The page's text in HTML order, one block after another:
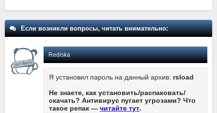
Если возникли вопросы, читать внимательно:
Rediska
Я установил пароль на данный архив: rsload
Не знаете, как установить/распаковать/
скачать? Антивирус пугает угрозами? Что
такое репак — читайте тут.